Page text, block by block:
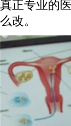
真正专业的
么改。